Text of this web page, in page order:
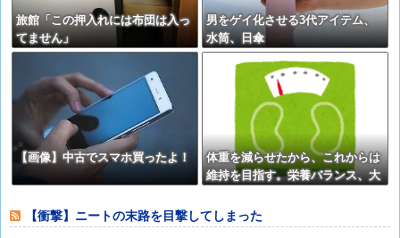
旅館「この押入れには布団は入っ
てません」
男をゲイ化させる3代アイテム、
水筒、日傘
【画像】中古でスマホ買ったよ！
体重を減らせたから、これからは
維持を目指す。栄養バランス、大
【衝撃】ニートの末路を目撃してしまった